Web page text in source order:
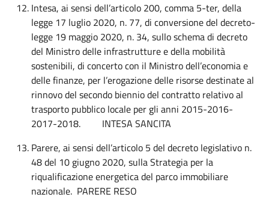
Intesa, ai sensi dell’articolo 200, comma 5-ter, della
legge 17 luglio 2020, n. 77, di conversione del decreto-
legge 19 maggio 2020, n. 34, sullo schema di decreto
del Ministro delle infrastrutture e della mobilità
sostenibili, di concerto con il Ministro dell’economia e
delle finanze, per l’erogazione delle risorse destinate al
rinnovo del secondo biennio del contratto relativo al
trasporto pubblico locale per gli anni 2015-2016-
2017-2018.
INTESA SANCITA
Parere, ai sensi dell’articolo 5 del decreto legislativo n.
48 del 10 giugno 2020, sulla Strategia per la
riqualificazione energetica del parco immobiliare
nazionale. PARERE RESO